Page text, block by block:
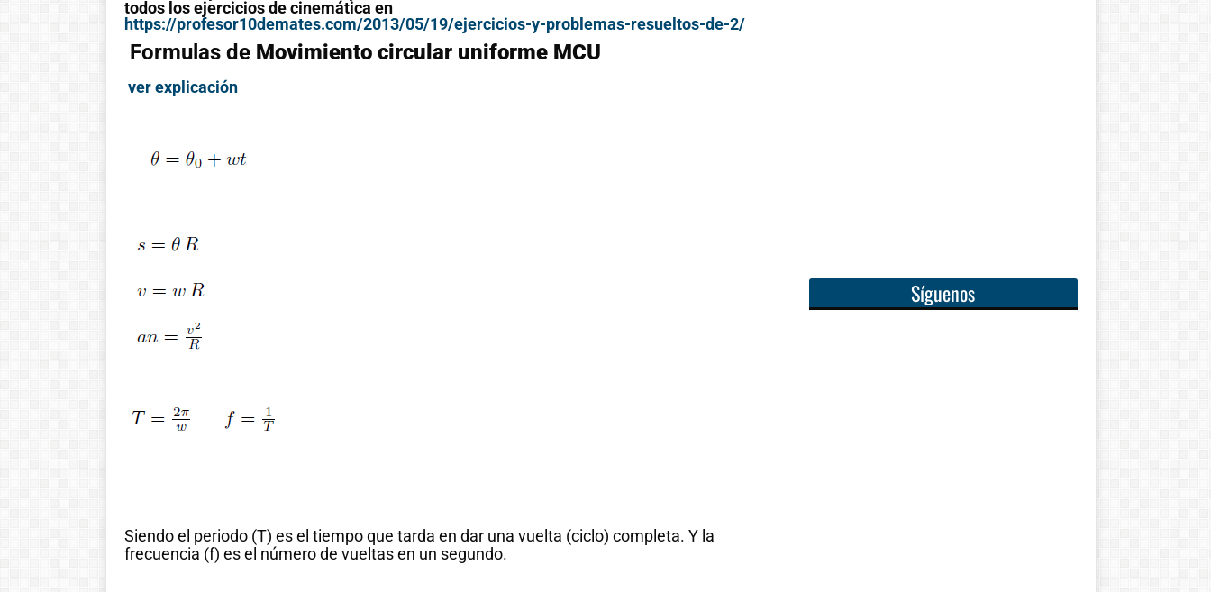
todos los ejercicios de cinemática en
https://profesor10demates.com/2013/05/19/ejercicios-y-problemas-resueltos-de-2/
Formulas de Movimiento circular uniforme MCU
ver explicación
Siendo el periodo (T) es el tiempo que tarda en dar una vuelta (ciclo) completa. Y la
frecuencia (f) es el número de vueltas en un segundo.
Síguenos